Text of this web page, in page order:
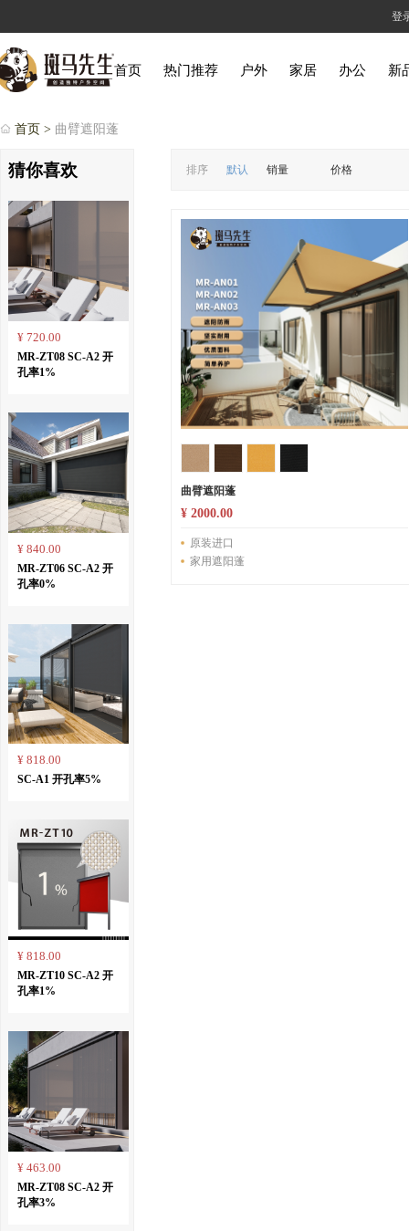
登
首页 热门推荐 户外 家居 办公 新
首页 > 曲臂遮阳蓬
猜你喜欢
¥ 720.00
MR-ZT08 SC-A2 开
孔率1%
¥ 840.00
MR-ZT06 SC-A2 开
孔率0%
¥ 818.00
SC-A1 开孔率5%
¥ 818.00
MR-ZT10 SC-A2 开
孔率1%
¥ 463.00
MR-ZT08 SC-A2 开
孔率3%
排序 默认 销量 价格
曲臂遮阳蓬
¥ 2000.00
原装进口
家用遮阳蓬